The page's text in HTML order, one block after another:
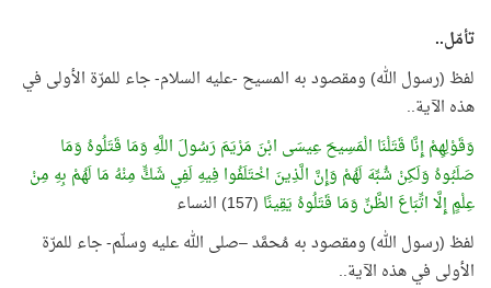
تأمّل..
لفظ (رسول الله) ومقصود به المسيح -عليه السلام- جاء للمرّة الأولى في
هذه الآية..
وَقَوْلِهِمْ إِنَّا قَتَلْنَا الْمَسِيحَ عِيسَى ابْنَ مَرْيَمَ رَسُولَ اللَّهِ وَمَا قَتَلُوهُ وَمَا
صَلَبُوهُ وَلَكِنْ شُبِّهَ لَهُمْ وَإِنَّ الَّذِينَ اخْتَلَفُوا فِيهِ لَفِي شَكٍّ مِنْهُ مَا لَهُمْ بِهِ مِنْ
عِلْمٍ إِلَّا اتِّبَاعَ الظَّنِّ وَمَا قَتَلُوهُ يَقِينًا (157) النساء
لفظ (رسول الله) ومقصود به مُحمَّد –صلى الله عليه وسلّم- جاء للمرّة
الأولى في هذه الآية..